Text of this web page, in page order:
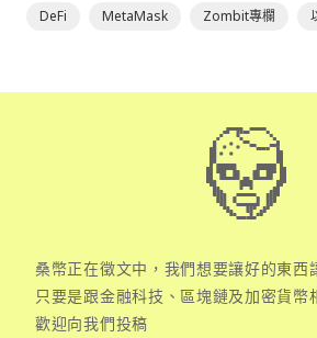
DeFi MetaMask Zombit專欄
桑幣正在徵文中，我們想要讓好的東西
只要是跟金融科技、區塊鏈及加密貨幣
歡迎向我們投稿